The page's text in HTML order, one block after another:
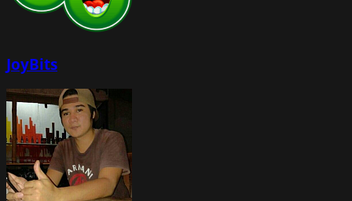
JoyBits